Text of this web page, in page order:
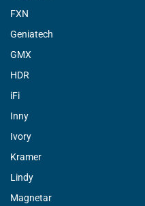
FXN
Geniatech
GMX
HDR
iFi
Inny
Ivory
Kramer
Lindy
Magnetar